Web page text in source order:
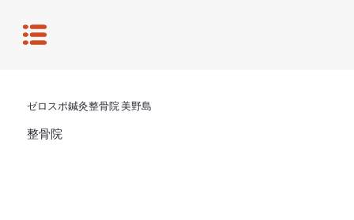
ゼロスポ鍼灸整骨院 美野島
整骨院